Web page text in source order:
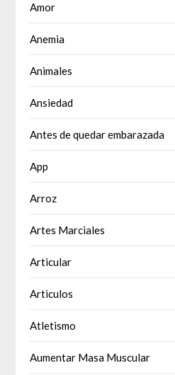
Amor
Anemia
Animales
Ansiedad
Antes de quedar embarazada
App
Arroz
Artes Marciales
Articular
Articulos
Atletismo
Aumentar Masa Muscular